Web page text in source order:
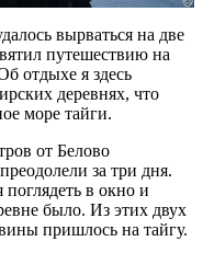
вырваться на две
путешествию на
отдыхе я здесь
деревнях, что
море тайги.
от Белово
за три дня.
в окно и
было. Из этих двух
пришлось на тайгу.